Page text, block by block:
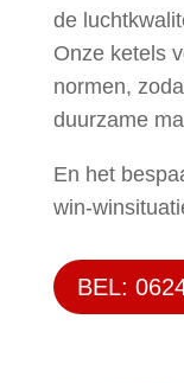
de
Onze ketels
normen,
duurzame
En het
win-
BEL: